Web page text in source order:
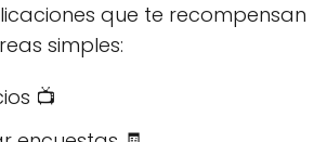
que te recompensan
simples:
📺